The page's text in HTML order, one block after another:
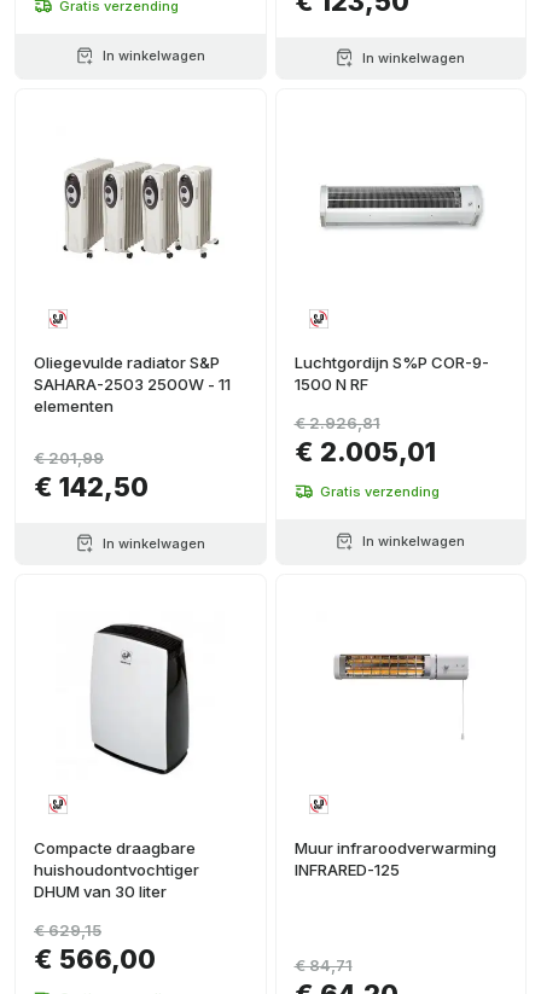
Gratis verzending
In winkelwagen In winkelwagen
Oliegevulde radiator S&P
SAHARA-2503 2500W - 11
elementen
€ 142,50
€ 201,99
In winkelwagen
Luchtgordijn S%P COR-9-
1500 N RF
€ 2.005,01
€ 2.926,81
Gratis verzending
In winkelwagen
Compacte draagbare
huishoudontvochtiger
DHUM van 30 liter
€ 566,00
€ 629,15
Muur infraroodverwarming
INFRARED-125
€ 84,71